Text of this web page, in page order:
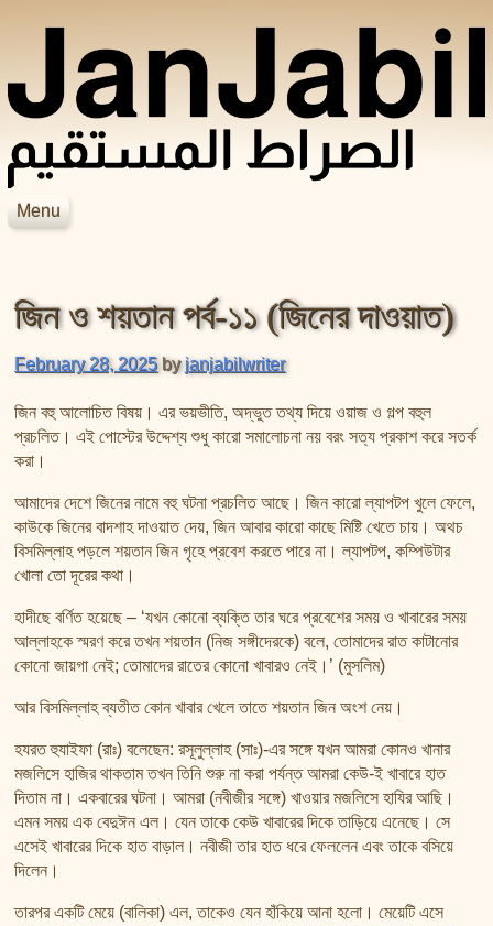
Menu
Books
সহীহ বুখারী শরীফ
সহীহ মুসলিম শরীফ
আসহাবে রাসূলের জীবনকথা
শায়েখ জসিম উদ্দিন রহমানির বইসমূহ
শায়েখ সালেহ আল মুনাজ্জিদের বইসমূহ
তাফসির ফি জিলালিল কোরআন
শায়খ আহমদ মুসা জিবরীলের বই সমূহ
জিন ও শয়তান পর্ব-১১ (জিনের দাওয়াত)
February 28, 2025 byjanjabilwriter
জিন বহু আলোচিত বিষয়। এর ভয়ভীতি, অদ্ভুত তথ্য দিয়ে ওয়াজ ও গল্প বহুল
প্রচলিত। এই পোস্টের উদ্দেশ্য শুধু কারো সমালোচনা নয় বরং সত্য প্রকাশ করে সতর্ক
করা।
আমাদের দেশে জিনের নামে বহু ঘটনা প্রচলিত আছে। জিন কারো ল্যাপটপ খুলে ফেলে,
কাউকে জিনের বাদশাহ দাওয়াত দেয়, জিন আবার কারো কাছে মিষ্টি খেতে চায়। অথচ
বিসমিল্লাহ পড়লে শয়তান জিন গৃহে প্রবেশ করতে পারে না। ল্যাপটপ, কম্পিউটার
খোলা তো দূরের কথা।
হাদীছে বর্ণিত হয়েছে – ‘যখন কোনো ব্যক্তি তার ঘরে প্রবেশের সময় ও খাবারের সময়
আল্লাহকে স্মরণ করে তখন শয়তান (নিজ সঙ্গীদেরকে) বলে, তোমাদের রাত কাটানোর
কোনো জায়গা নেই; তোমাদের রাতের কোনো খাবারও নেই।’ (মুসলিম)
আর বিসমিল্লাহ ব্যতীত কোন খাবার খেলে তাতে শয়তান জিন অংশ নেয়।
হযরত হুযাইফা (রাঃ) বলেছেন: রসূলুল্লাহ (সাঃ)-এর সঙ্গে যখন আমরা কোনও খানার
মজলিসে হাজির থাকতাম তখন তিনি শুরু না করা পর্যন্ত আমরা কেউ-ই খাবারে হাত
দিতাম না। একবারের ঘটনা। আমরা (নবীজীর সঙ্গে) খাওয়ার মজলিসে হাযির আছি।
এমন সময় এক বেদুঈন এল। যেন তাকে কেউ খাবারের দিকে তাড়িয়ে এনেছে। সে
এসেই খাবারের দিকে হাত বাড়াল। নবীজী তার হাত ধরে ফেললেন এবং তাকে বসিয়ে
দিলেন।
তারপর একটি মেয়ে (বালিকা) এল, তাকেও যেন হাঁকিয়ে আনা হলো। মেয়েটি এসে